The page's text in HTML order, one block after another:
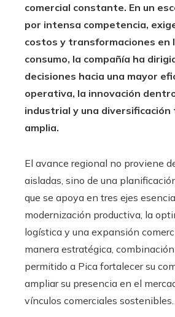
comercial constante. En un
por intensa competencia,
costos y transformaciones en
consumo, la compañía ha
decisiones hacia una mayor
operativa, la innovación
industrial y una
amplia.
El avance regional no proviene
aisladas, sino de una
que se apoya en tres ejes
modernización productiva, la
logística y una expansión
manera estratégica,
permitido a Pica fortalecer su
ampliar su presencia en el
vínculos comerciales sostenibles.